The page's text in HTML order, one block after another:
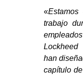
«
trabajo
han
capítulo